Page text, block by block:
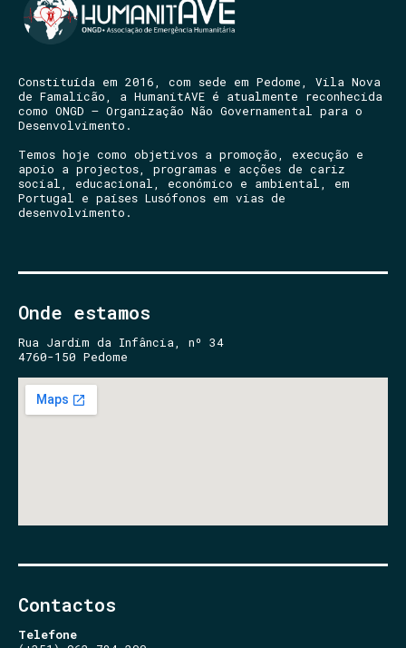
Constituída em 2016, com sede em Pedome, Vila Nova
de Famalicão, a HumanitAVE é atualmente reconhecida
como ONGD – Organização Não Governamental para o
Desenvolvimento.
Temos hoje como objetivos a promoção, execução e
apoio a projectos, programas e acções de cariz
social, educacional, económico e ambiental, em
Portugal e países Lusófonos em vias de
desenvolvimento.
Onde estamos
Rua Jardim da Infância, nº 34
4760-150 Pedome
Contactos
Telefone